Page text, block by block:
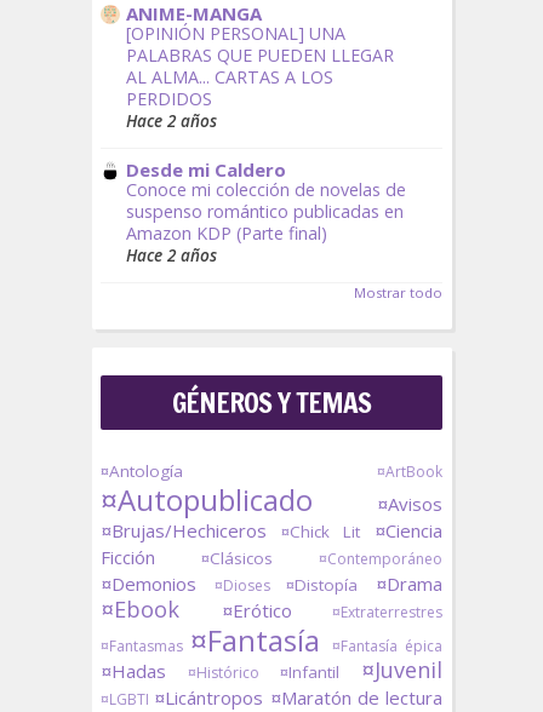
ANIME-MANGA
[OPINIÓN PERSONAL] UNA
PALABRAS QUE PUEDEN LLEGAR
AL ALMA... CARTAS A LOS
PERDIDOS
Hace 2 años
Desde mi Caldero
Conoce mi colección de novelas de
suspenso romántico publicadas en
Amazon KDP (Parte final)
Hace 2 años
Mostrar todo
GÉNEROS Y TEMAS
¤Antología ¤ArtBook
¤Autopublicado
¤Avisos
¤Brujas/Hechiceros
¤Chick Lit
¤Ciencia
Ficción
¤Clásicos ¤Contemporáneo
¤Demonios ¤Dioses ¤Distopía ¤Drama
¤Ebook ¤Erótico
¤Extraterrestres
¤Fantasmas ¤Fantasía ¤Fantasía épica
¤Hadas ¤Histórico ¤Infantil ¤Juvenil
¤LGBTI ¤Licántropos ¤Maratón de lectura